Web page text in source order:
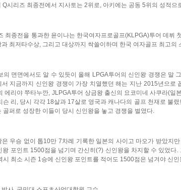
Q시리즈 최종전에서 지사토는 2위로, 아키에는 공동 5위의 성적으
최종전을 통과한 윤이나는 한국여자프로골프(KLPGA)투어 데뷔
최저타수상, 그리고 대상까지 싹쓸이하며 한국 여자골프 최고의
의 면면에서도 알 수 있듯이 올해 LPGA투어의 신인왕 경쟁은 말
서 지금까지 신인왕 경쟁이 가장 치열했던 해는 지난 2015년으로
에리야 쭈타누깐, JLPGA투어 상금왕 출신의 요코미네 사쿠라(일
슨 리, 당시 각각 18살과 17살로 영국과 캐나다의 골프 천재로 불
골퍼로 성장한 이들이 당시 신인왕을 놓고 경쟁을 벌였다.
은 우승 없이 톱10만 7차례 기록한 일본의 사이고 마오가 받았지
왕 포인트 1500점을 넘기며 간신히(?) 신인왕을 차지할 수 있었다.
시 최소 시즌 1승에 신인왕 포인트를 적어도 1500점은 넘겨야 신